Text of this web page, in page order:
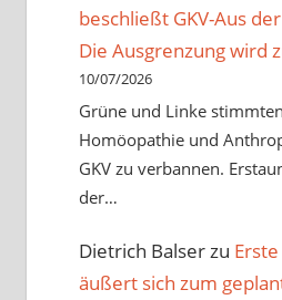
beschließt GKV-Aus
Die Ausgrenzung wird
10/07/2026
Grüne und Linke
Homöopathie und
GKV zu verbannen.
der…
Dietrich Balserzu
äußert sich zum